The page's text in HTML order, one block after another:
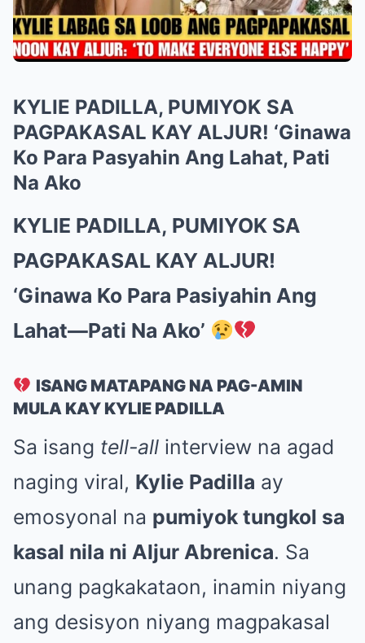
KYLIE PADILLA, PUMIYOK SA
PAGPAKASAL KAY ALJUR! ‘Ginawa
Ko Para Pasyahin Ang Lahat, Pati
Na Ako
KYLIE PADILLA, PUMIYOK SA
PAGPAKASAL KAY ALJUR!
‘Ginawa Ko Para Pasiyahin Ang
Lahat—Pati Na Ako’
ISANG MATAPANG NA PAG-AMIN
MULA KAY KYLIE PADILLA
Sa isang tell-all interview na agad
naging viral, Kylie Padilla ay
emosyonal na pumiyok tungkol sa
kasal nila ni Aljur Abrenica. Sa
unang pagkakataon, inamin niyang
ang desisyon niyang magpakasal